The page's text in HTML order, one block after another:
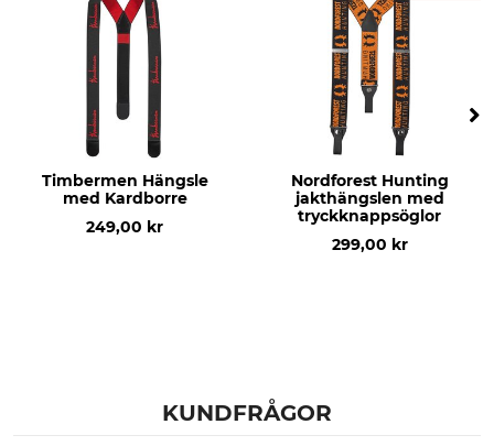
Timbermen Hängsle
med Kardborre
249,00 kr
Nordforest Hunting
jakthängslen med
tryckknappsöglor
299,00 kr
KUNDFRÅGOR